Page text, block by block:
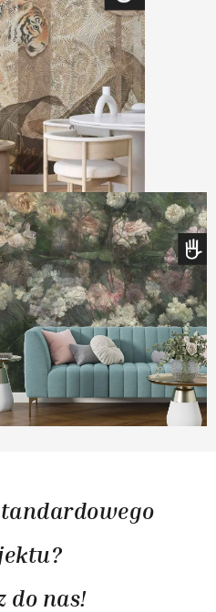
do nas!